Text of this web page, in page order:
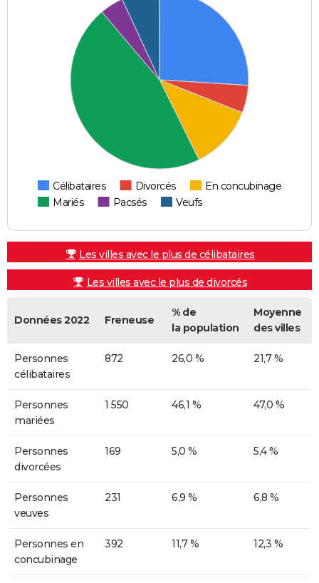
Célibataires Divorcés
En concubinage
Mariés
Pacsés Veufs
Les villes avec le plus de célibataires
Les villes avec le plus de divorcés
Données 2022 Freneuse
% de
la population
Moyenne
des villes
Personnes
célibataires
872 26,0 % 21,7 %
Personnes
mariées
1 550 46,1 % 47,0 %
Personnes
divorcées
169 5,0 % 5,4 %
Personnes
veuves
231 6,9 % 6,8 %
Personnes en
concubinage
392 11,7 % 12,3 %